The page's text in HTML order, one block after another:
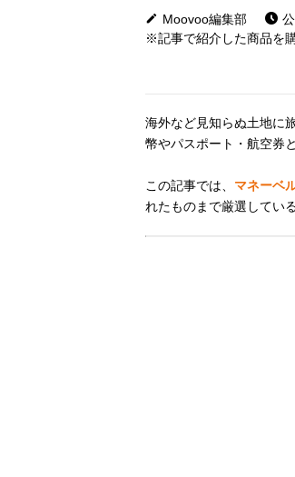
Moovoo編集部
※記事で紹介した商品を
海外など見知らぬ土地に
幣やパスポート・航空券
この記事では、 マネーベ
れたものまで厳選してい